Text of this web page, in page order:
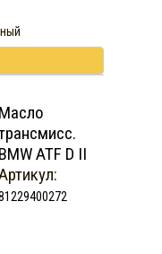
Масло
BMW ATF D II